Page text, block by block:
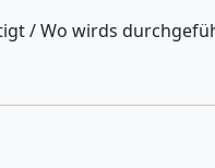
/ Wo wirds